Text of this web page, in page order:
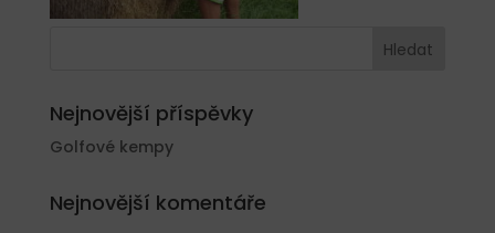
Nejnovější příspěvky
Golfové kempy
Nejnovější komentáře